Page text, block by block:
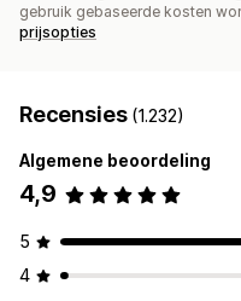
gebruik gebaseerde kosten
prijsopties
Recensies (1.232)
Algemene beoordeling
4,9
5
4